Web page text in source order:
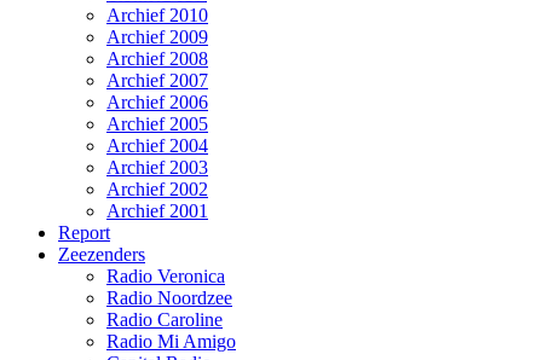
Archief 2010
Archief 2009
Archief 2008
Archief 2007
Archief 2006
Archief 2005
Archief 2004
Archief 2003
Archief 2002
Archief 2001
Report
Zeezenders
Radio Veronica
Radio Noordzee
Radio Caroline
Radio Mi Amigo